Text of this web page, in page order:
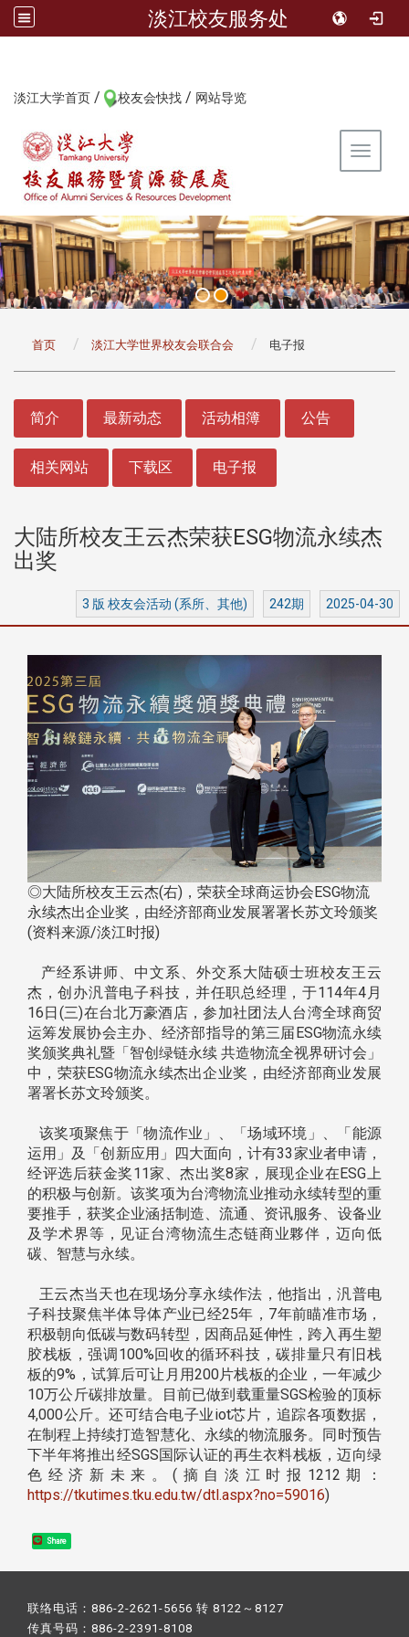
淡江校友服务处
淡江大学首页 / 校友会快找 / 网站导览
Toggle
首页 淡江大学世界校友会联合会 电子报
简介 最新动态 活动相簿 公告
相关网站 下载区 电子报
大陆所校友王云杰荣获ESG物流永续杰
出奖
3 版 校友会活动 (系所、其他) 242期 2025-04-30
◎大陆所校友王云杰(右)，荣获全球商运协会ESG物流
永续杰出企业奖，由经济部商业发展署署长苏文玲颁奖
(资料来源/淡江时报)
产经系讲师、中文系、外交系大陆硕士班校友王云
杰，创办汎普电子科技，并任职总经理，于114年4月
16日(三)在台北万豪酒店，参加社团法人台湾全球商贸
运筹发展协会主办、经济部指导的第三届ESG物流永续
奖颁奖典礼暨「智创绿链永续 共造物流全视界研讨会」
中，荣获ESG物流永续杰出企业奖，由经济部商业发展
署署长苏文玲颁奖。
该奖项聚焦于「物流作业」、「场域环境」、「能源
运用」及「创新应用」四大面向，计有33家业者申请，
经评选后获金奖11家、杰出奖8家，展现企业在ESG上
的积极与创新。该奖项为台湾物流业推动永续转型的重
要推手，获奖企业涵括制造、流通、资讯服务、设备业
及学术界等，见证台湾物流生态链商业夥伴，迈向低
碳、智慧与永续。
王云杰当天也在现场分享永续作法，他指出，汎普电
子科技聚焦半体导体产业已经25年，7年前瞄准市场，
积极朝向低碳与数码转型，因商品延伸性，跨入再生塑
胶栈板，强调100%回收的循环科技，碳排量只有旧栈
板的9%，试算后可让月用200片栈板的企业，一年减少
10万公斤碳排放量。目前已做到载重量SGS检验的顶标
4,000公斤。还可结合电子业iot芯片，追踪各项数据，
在制程上持续打造智慧化、永续的物流服务。同时预告
下半年将推出经SGS国际认证的再生衣料栈板，迈向绿
色经济新未来。(摘自淡江时报1212期：
https://tkutimes.tku.edu.tw/dtl.aspx?no=59016)
Share
联络电话：886-2-2621-5656 转 8122～8127
传真号码：886-2-2391-8108